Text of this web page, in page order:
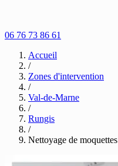
06 76 73 86 61
Accueil
/
Zones d'intervention
/
Val-de-Marne
/
Rungis
/
Nettoyage de moquettes